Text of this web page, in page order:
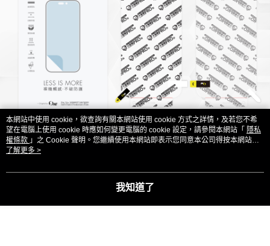
本網站中使用 cookie，欲查詢有關本網站使用 cookie 方式之詳情，及若您不希
望在電腦上使用 cookie 時應如何變更電腦的 cookie 設定，請參閱本網站「 隱私
權條款 」之 Cookie 聲明。您繼續使用本網站即表示您同意本公司得按本網站使
用條款之 Cookie 聲明使用 cookie。
了解更多 >
我知道了